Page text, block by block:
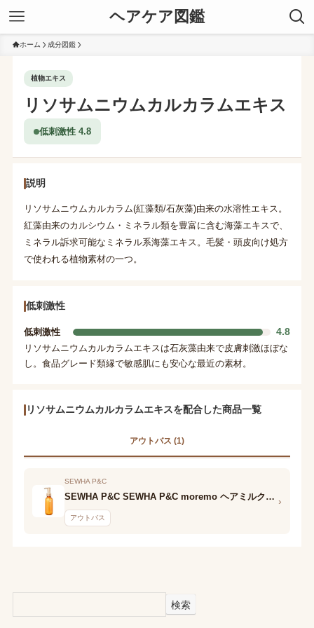
ヘアケア図鑑
ホーム 成分図鑑
植物エキス
リソサムニウムカルカラムエキス
低刺激性 4.8
説明
リソサムニウムカルカラム(紅藻類/石灰藻)由来の水溶性エキス。
紅藻由来のカルシウム・ミネラル類を豊富に含む海藻エキスで、
ミネラル訴求可能なミネラル系海藻エキス。毛髪・頭皮向け処方
で使われる植物素材の一つ。
低刺激性
低刺激性 4.8
リソサムニウムカルカラムエキスは石灰藻由来で皮膚刺激ほぼな
し。食品グレード類縁で敏感肌にも安心な最近の素材。
リソサムニウムカルカラムエキスを配合した商品一覧
アウトバス (1)
SEWHA P&C
SEWHA P&C SEWHA P&C moremo ヘアミルクミラクル2Xキンモクセイ
アウトバス
›
検索